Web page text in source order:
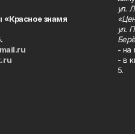
«Красное знамя
ул.
ул.
- на
- в
5.